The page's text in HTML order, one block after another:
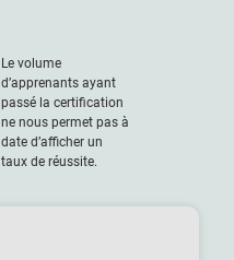
Le volume
d’apprenants ayant
passé la certification
ne nous permet pas à
date d’afficher un
taux de réussite.